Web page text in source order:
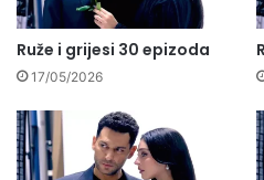
Ruže i grijesi 30 epizoda
17/05/2026